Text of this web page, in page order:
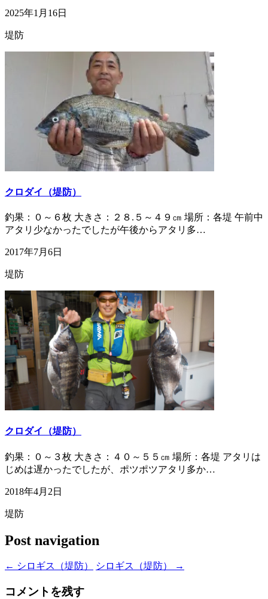
2025年1月16日
堤防
クロダイ（堤防）
釣果：０～６枚 大きさ：２８.５～４９㎝ 場所：各堤 午前中
アタリ少なかったでしたが午後からアタリ多…
2017年7月6日
堤防
クロダイ（堤防）
釣果：０～３枚 大きさ：４０～５５㎝ 場所：各堤 アタリは
じめは遅かったでしたが、ポツポツアタリ多か…
2018年4月2日
堤防
Post navigation
← シロギス（堤防） シロギス（堤防） →
コメントを残す